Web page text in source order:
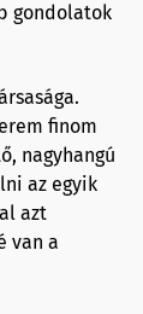
gondolatok
finom
nagyhangú
az egyik
azt
van a